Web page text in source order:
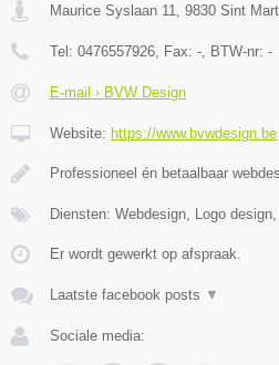
Maurice Syslaan 11 9830 Sint
Tel: 0476557926 , Fax: - , BTW-nr: -
E-mail › BVW Design
Website: https://www.bvwdesign.be
Professioneel én betaalbaar
Diensten: Webdesign, Logo
Er wordt gewerkt op afspraak.
Laatste facebook posts ▼
Sociale media: